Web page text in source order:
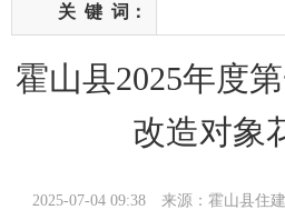
关 键 词：
霍山县2025年度
改造对象
2025-07-04 09:38 来源：霍山县住